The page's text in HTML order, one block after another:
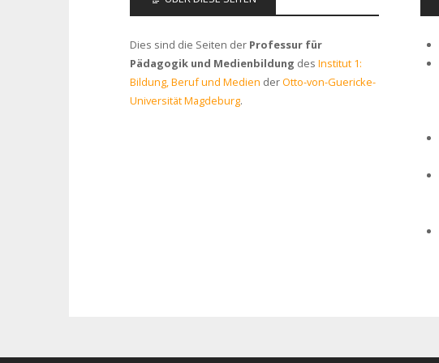
Dies sind die Seiten der Professur für
Pädagogik und Medienbildung des Institut 1:
Bildung, Beruf und Medien derOtto-von-Guericke-
Universität Magdeburg.